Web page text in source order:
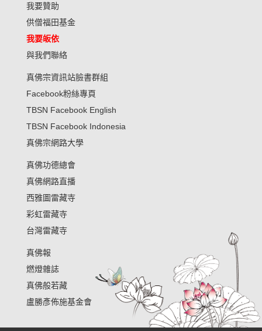
我要贊助
供僧福田基金
我要皈依
與我們聯絡
真佛宗資訊站臉書群組
Facebook粉絲專頁
TBSN Facebook English
TBSN Facebook Indonesia
真佛宗網路大學
真佛功德總會
真佛網路直播
西雅圖雷藏寺
彩虹雷藏寺
台灣雷藏寺
真佛報
燃燈雜誌
真佛般若藏
盧勝彥佈施基金會